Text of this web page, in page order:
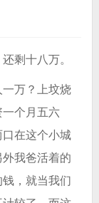
剩十八万。
万？上坟烧
个月五六
在这个小城
我爸活着的
，就当我们